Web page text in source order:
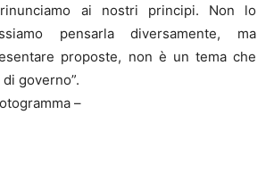
ai nostri principi. Non lo
pensarla diversamente, ma
proposte, non è un tema che
di governo”.
–